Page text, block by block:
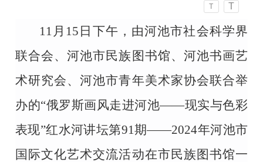
T T
11月15日下午，由河池市社会科学界
联合会、河池市民族图书馆、河池书画艺
术研究会、河池市青年美术家协会联合举
办的“俄罗斯画风走进河池——现实与色彩
表现”红水河讲坛第91期——2024年河池市
国际文化艺术交流活动在市民族图书馆一